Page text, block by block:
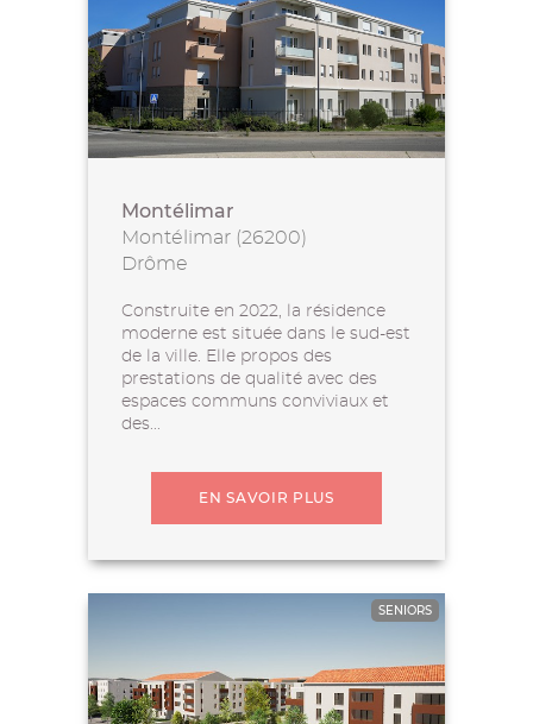
Montélimar
Montélimar (26200)
Drôme
Construite en 2022, la résidence
moderne est située dans le sud-est
de la ville. Elle propos des
prestations de qualité avec des
espaces communs conviviaux et
des...
EN SAVOIR PLUS
SENIORS